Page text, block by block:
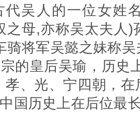
代吴人的一位女姓
之母,亦称吴太夫人)
骑将军吴懿之妹称
的皇后吴瑜，历史
孝、光、宁四朝，
中国历史上在后